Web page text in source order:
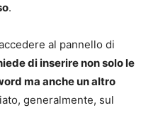
.
al pannello di
di inserire non solo le
ma anche un altro
generalmente, sul